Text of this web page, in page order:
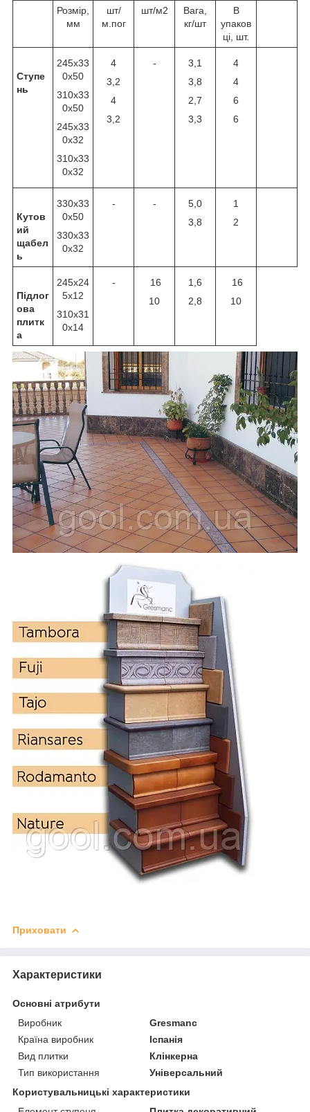
Розмір,
мм
шт/
м.пог
шт/м2
Вага,
кг/шт
В
упаков
ці, шт.
Ступе
нь
245x33
0x50
310х33
0х50
245x33
0x32
310x33
0x32
4
3,2
4
3,2
-
3,1
3,8
2,7
3,3
4
4
6
6
Кутов
ий
щабел
ь
330x33
0x50
330x33
0x32
- -
5,0
3,8
1
2
Підлог
ова
плитк
а
245x24
5x12
310x31
0x14
-
16
10
1,6
2,8
16
10
Приховати
Характеристики
Основні атрибути
Виробник
Gresmanc
Країна виробник
Іспанія
Вид плитки
Клінкерна
Тип використання
Універсальний
Користувальницькі характеристики